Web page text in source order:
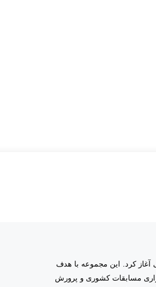
به مدیریت دانیال زمینی آغاز کرد. این مجموعه با هدف
مسابقات کشوری و پرورش